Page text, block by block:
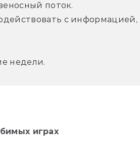
поток.
с информацией,
недели.
играх